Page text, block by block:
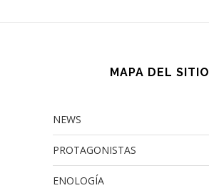
MAPA DEL SITIO
NEWS
PROTAGONISTAS
ENOLOGÍA